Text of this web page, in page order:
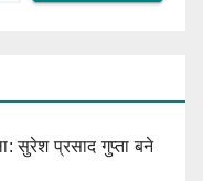
सुरेश प्रसाद गुप्ता बने